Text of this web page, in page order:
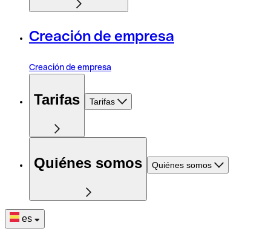
Creación de empresa
Creación de empresa
Tarifas Tarifas
Quiénes somos Quiénes somos
es